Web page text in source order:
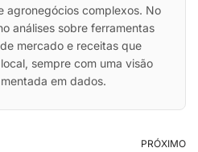
agronegócios complexos. No
análises sobre ferramentas
mercado e receitas que
sempre com uma visão
em dados.
PRÓXIMO